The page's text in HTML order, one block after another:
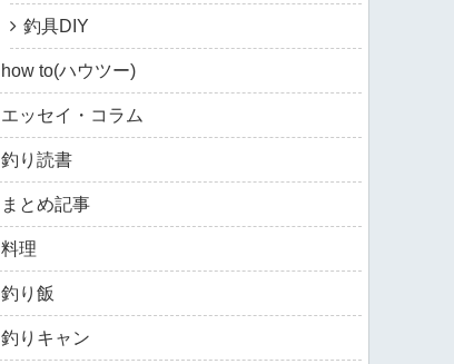
釣具DIY
how to(ハウツー)
エッセイ・コラム
釣り読書
まとめ記事
料理
釣り飯
釣りキャン